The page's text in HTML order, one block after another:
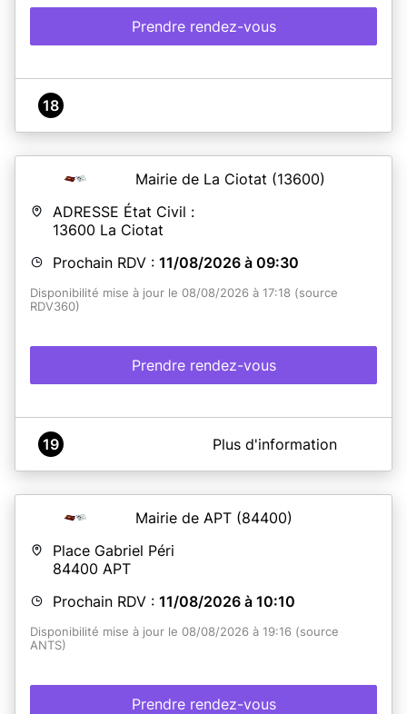
En savoir plus
Prendre rendez-vous
18
Mairie de La Ciotat (13600)
ADRESSE État Civil :
13600 La Ciotat
Prochain RDV : 11/08/2026 à 09:30
Disponibilité mise à jour le 08/08/2026 à 17:18 (source
RDV360)
Prendre rendez-vous
A propos de Mairie de la Ciotat
19 Plus d'information
Mairie de APT (84400)
Place Gabriel Péri
84400 APT
Prochain RDV : 11/08/2026 à 10:10
Disponibilité mise à jour le 08/08/2026 à 19:16 (source
ANTS)
Prendre rendez-vous